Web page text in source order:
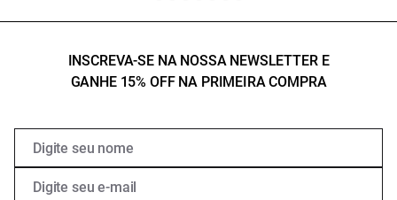
INSCREVA-SE NA NOSSA NEWSLETTER E
GANHE 15% OFF NA PRIMEIRA COMPRA